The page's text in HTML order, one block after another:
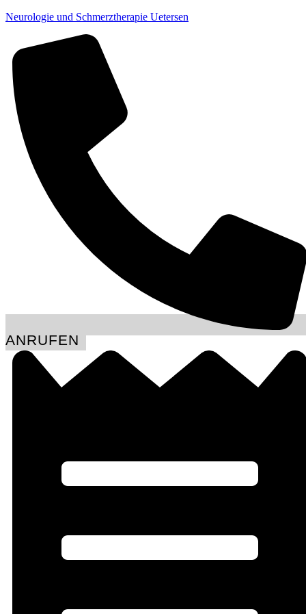
Neurologie und Schmerztherapie Uetersen
ANRUFEN